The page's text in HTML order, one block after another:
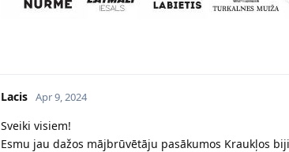
Lacis Apr 9, 2024
Sveiki visiem!
Esmu jau dažos mājbrūvētāju pasākumos Kraukļos